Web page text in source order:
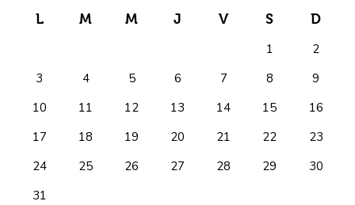
L M M J V S D
1
2
3
4 5 6 7 8
9
10
11 12 13 14 15
16
17
18 19 20 21 22
23
24
25 26 27 28 29
30
31